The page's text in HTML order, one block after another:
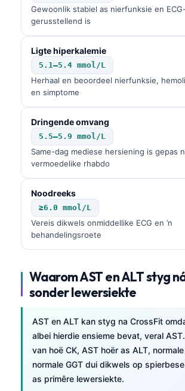
Gewoonlik stabiel as nierfunksie en
gerusstellend is
Ligte hiperkalemie
5.1–5.4 mmol/L
Herhaal en beoordeel nierfunksie,
en simptome
Dringende omvang
5.5–5.9 mmol/L
Same-dag mediese hersiening is gepas
vermoedelike rhabdo
Noodreeks
≥6.0 mmol/L
Vereis dikwels onmiddellike ECG en ’n
behandelingsroete
Waarom AST en ALT styg
sonder lewersiekte
AST en ALT kan styg na CrossFit
albei hierdie ensieme bevat, veral AST.
van hoë CK, AST hoër as ALT,
normale GGT dui dikwels op
as primêre lewersiekte.